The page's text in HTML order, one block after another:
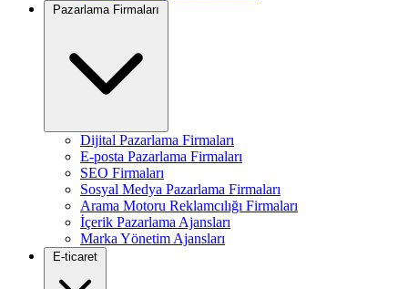
Pazarlama Firmaları
Dijital Pazarlama Firmaları
E-posta Pazarlama Firmaları
SEO Firmaları
Sosyal Medya Pazarlama Firmaları
Arama Motoru Reklamcılığı Firmaları
İçerik Pazarlama Ajansları
Marka Yönetim Ajansları
E-ticaret